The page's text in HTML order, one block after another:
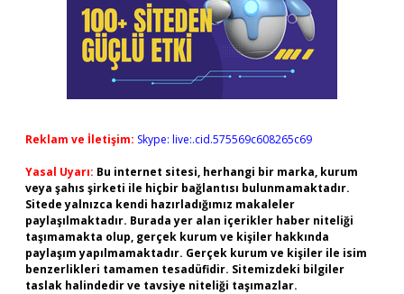
Reklam ve İletişim: Skype: live:.cid.575569c608265c69
Yasal Uyarı: Bu internet sitesi, herhangi bir marka, kurum
veya şahıs şirketi ile hiçbir bağlantısı bulunmamaktadır.
Sitede yalnızca kendi hazırladığımız makaleler
paylaşılmaktadır. Burada yer alan içerikler haber niteliği
taşımamakta olup, gerçek kurum ve kişiler hakkında
paylaşım yapılmamaktadır. Gerçek kurum ve kişiler ile isim
benzerlikleri tamamen tesadüfidir. Sitemizdeki bilgiler
taslak halindedir ve tavsiye niteliği taşımazlar.